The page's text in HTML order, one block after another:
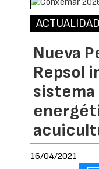
ACTUALIDAD
Nueva
Repsol
16/04/2021